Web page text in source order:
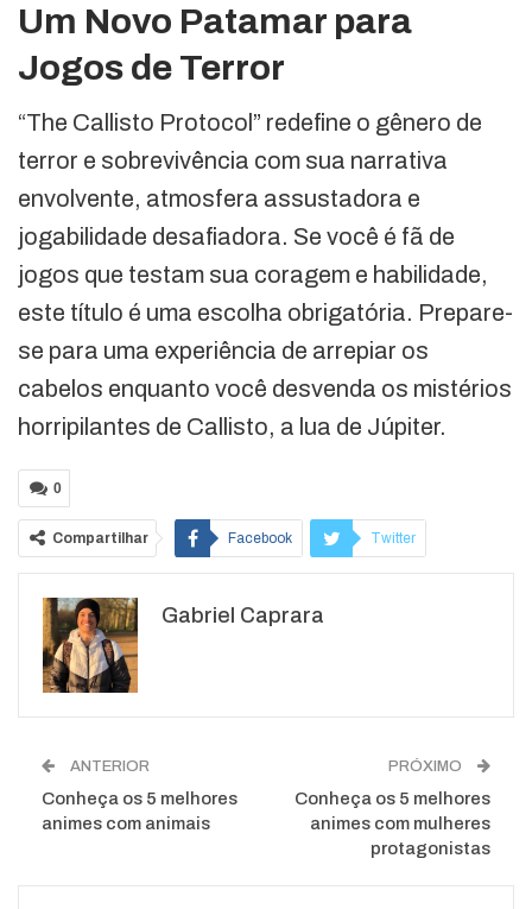
Um Novo Patamar para
Jogos de Terror
“The Callisto Protocol” redefine o gênero de
terror e sobrevivência com sua narrativa
envolvente, atmosfera assustadora e
jogabilidade desafiadora. Se você é fã de
jogos que testam sua coragem e habilidade,
este título é uma escolha obrigatória. Prepare-
se para uma experiência de arrepiar os
cabelos enquanto você desvenda os mistérios
horripilantes de Callisto, a lua de Júpiter.
0
Compartilhar Facebook Twitter
WhatsApp
Gabriel Caprara
ANTERIOR
Conheça os 5 melhores
animes com animais
PRÓXIMO
Conheça os 5 melhores
animes com mulheres
protagonistas